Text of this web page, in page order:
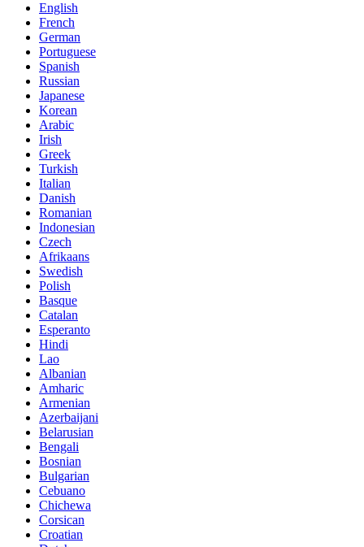
English
French
German
Portuguese
Spanish
Russian
Japanese
Korean
Arabic
Irish
Greek
Turkish
Italian
Danish
Romanian
Indonesian
Czech
Afrikaans
Swedish
Polish
Basque
Catalan
Esperanto
Hindi
Lao
Albanian
Amharic
Armenian
Azerbaijani
Belarusian
Bengali
Bosnian
Bulgarian
Cebuano
Chichewa
Corsican
Croatian